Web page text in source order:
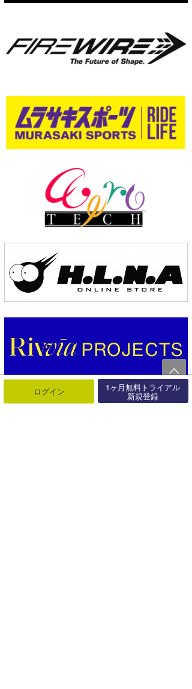
ログイン 1ヶ月無料トライアル
新規登録